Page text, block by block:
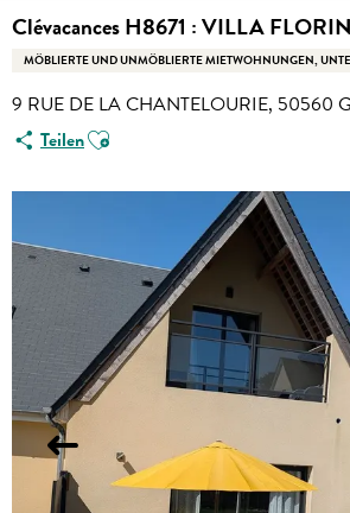
Clévacances H8671 : VILLA
MÖBLIERTE UND UNMÖBLIERTE MIETWOHNUNGEN,
9 RUE DE LA CHANTELOURIE, 50560
TeilenAjouter aux favoris